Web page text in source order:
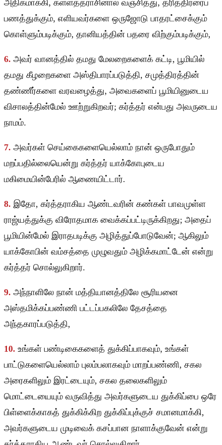
அதிகமாக்கி, கள்ளத்தராசினால் வஞ்சித்து, தரித்திரரைப்
பணத்துக்கும், எளியவர்களை ஒருஜோடு பாதரட்சைக்கும்
கொள்ளும்படிக்கும், தானியத்தின் பதரை விற்கும்படிக்கும்,
6. அவர் வானத்தில் தமது மேலறைகளைக் கட்டி, பூமியில்
தமது கீழறைகளை அஸ்திபாரப்படுத்தி, சமுத்திரத்தின்
தண்ணீர்களை வரவழைத்து, அவைகளைப் பூமியினுடைய
விசாலத்தின்மேல் ஊற்றுகிறவர்; கர்த்தர் என்பது அவருடைய
நாமம்.
7. அவர்கள் செய்கைகளையெல்லாம் நான் ஒருபோதும்
மறப்பதில்லையென்று கர்த்தர் யாக்கோபுடைய
மகிமையின்பேரில் ஆணையிட்டார்.
8. இதோ, கர்த்தராகிய ஆண்டவரின் கண்கள் பாவமுள்ள
ராஜ்யத்துக்கு விரோதமாக வைக்கப்பட்டிருக்கிறது; அதைப்
பூமியின்மேல் இராதபடிக்கு அழித்துப்போடுவேன்; ஆகிலும்
யாக்கோபின் வம்சத்தை முழுவதும் அழிக்கமாட்டேன் என்று
கர்த்தர் சொல்லுகிறார்.
9. அந்நாளிலே நான் மத்தியானத்திலே சூரியனை
அஸ்தமிக்கப்பண்ணி பட்டப்பகலிலே தேசத்தை
அந்தகாரப்படுத்தி,
10. உங்கள் பண்டிகைகளைத் துக்கிப்பாகவும், உங்கள்
பாட்டுகளையெல்லாம் புலம்பலாகவும் மாறப்பண்ணி, சகல
அரைகளிலும் இரட்டையும், சகல தலைகளிலும்
மொட்டையையும் வருவித்து அவர்களுடைய துக்கிப்பை ஒரே
பிள்ளைக்காகத் துக்கிக்கிற துக்கிப்புக்குச் சமானமாக்கி,
அவர்களுடைய முடிவைக் கசப்பான நாளாக்குவேன் என்று